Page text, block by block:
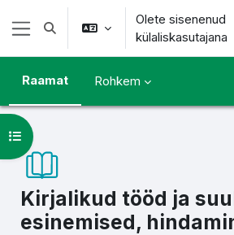
Jäta vahele peasisuni
Küljepaneel
Lülitab otsingu sisendi
Olete sisenenud
külaliskasutajana
Raamat Rohkem
Kirjalikud tööd ja
esinemised,
Ava kursuse sisukord